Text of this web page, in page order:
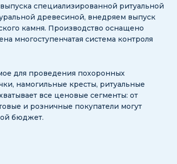
специализированной ритуальной
древесиной, внедряем выпуск
камня. Производство оснащено
многоступенчатая система контроля
для проведения похоронных
намогильные кресты, ритуальные
все ценовые сегменты: от
и розничные покупатели могут
бюджет.